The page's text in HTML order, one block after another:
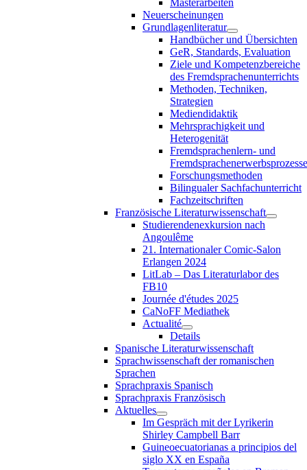
Neuerscheinungen
Grundlagenliteratur
Handbücher und Übersichten
GeR, Standards, Evaluation
Ziele und Kompetenzbereiche
des Fremdsprachenunterrichts
Methoden, Techniken,
Strategien
Mediendidaktik
Mehrsprachigkeit und
Heterogenität
Fremdsprachenlern- und
Fremdsprachenerwerbsprozesse
Forschungsmethoden
Bilingualer Sachfachunterricht
Fachzeitschriften
Französische Literaturwissenschaft
Studierendenexkursion nach
Angoulême
21. Internationaler Comic-Salon
Erlangen 2024
LitLab – Das Literaturlabor des
FB10
Journée d'études 2025
CaNoFF Mediathek
Actualité
Details
Spanische Literaturwissenschaft
Sprachwissenschaft der romanischen
Sprachen
Sprachpraxis Spanisch
Sprachpraxis Französisch
Aktuelles
Im Gespräch mit der Lyrikerin
Shirley Campbell Barr
Guineoecuatorianas a principios del
siglo XX en España